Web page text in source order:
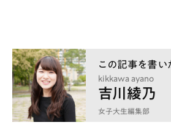
kikkawa ayano
吉川綾乃
女子大生編集部